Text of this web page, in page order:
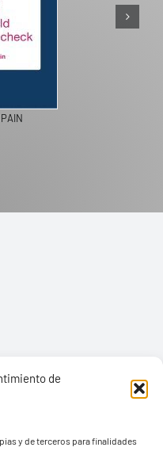
de
y de terceros para finalidades